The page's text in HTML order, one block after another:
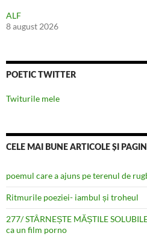
ALF
8 august 2026
POETIC TWITTER
Twiturile mele
CELE MAI BUNE ARTICOLE ȘI PAGINI
poemul care a ajuns pe terenul de
Ritmurile poeziei- iambul și troheul
277/ STÂRNEȘTE MĂȘTILE
ca un film porno